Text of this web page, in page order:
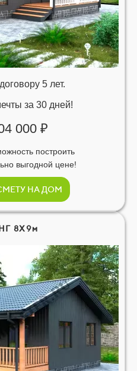
5 лет.
за 30 дней!
000 ₽
построить
выгодной цене!
НА ДОМ
8Х9м